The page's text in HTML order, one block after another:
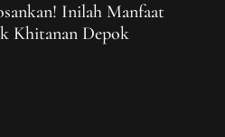
Inilah Manfaat
Khitanan Depok